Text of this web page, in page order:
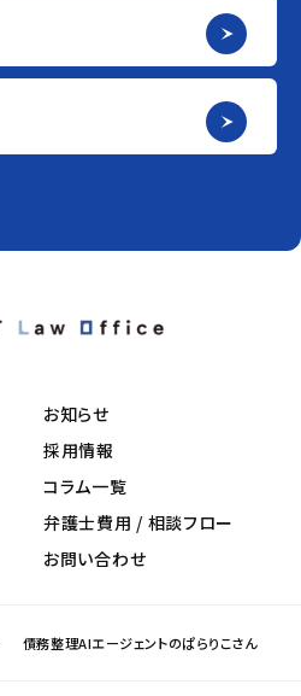
お知らせ
採用情報
コラム一覧
弁護士費用 / 相談フロー
お問い合わせ
債務整理AIエージェントのぱらりこさん